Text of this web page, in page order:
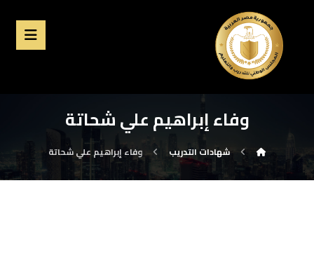
وفاء إبراهيم علي شحاتة
شهادات التدريب وفاء إبراهيم علي شحاتة